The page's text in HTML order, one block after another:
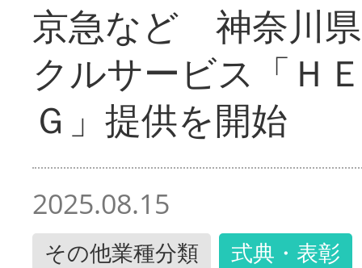
京急など 神奈川
クルサービス「Ｈ
Ｇ」提供を開始
2025.08.15
その他業種分類 式典・表彰